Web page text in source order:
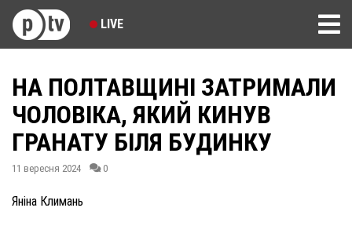
LIVE
НА ПОЛТАВЩИНІ ЗАТРИМАЛИ
ЧОЛОВІКА, ЯКИЙ КИНУВ
ГРАНАТУ БІЛЯ БУДИНКУ
11 вересня 2024 0
Яніна Климань